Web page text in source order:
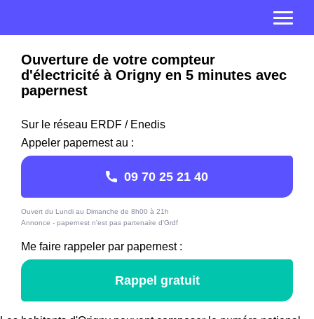
Ouverture de votre compteur
d'électricité à Origny en 5 minutes avec
papernest
Sur le réseau ERDF / Enedis
Appeler papernest au :
09 70 25 21 40
Ouvert du Lundi au Dimanche de 8h00 à 21h
Annonce - papernest n'est pas partenaire d'Grdf
Me faire rappeler par papernest :
Rappel gratuit